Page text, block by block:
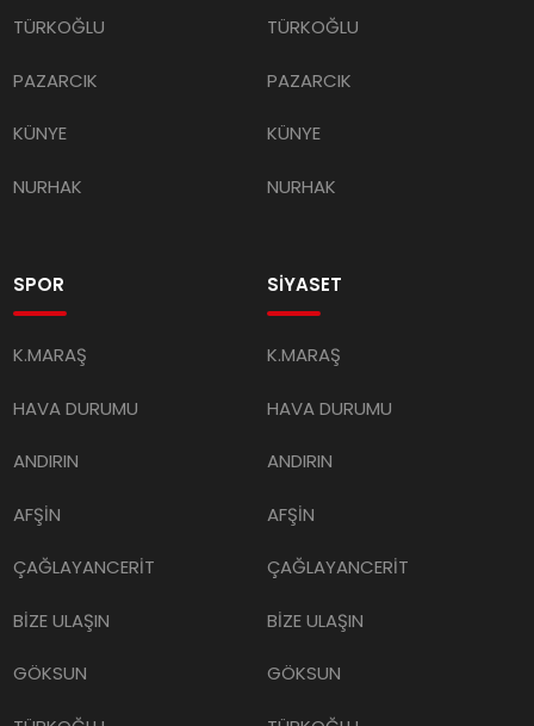
TÜRKOĞLU
PAZARCIK
KÜNYE
NURHAK
TÜRKOĞLU
PAZARCIK
KÜNYE
NURHAK
SPOR
K.MARAŞ
HAVA DURUMU
ANDIRIN
AFŞİN
ÇAĞLAYANCERİT
BİZE ULAŞIN
GÖKSUN
SİYASET
K.MARAŞ
HAVA DURUMU
ANDIRIN
AFŞİN
ÇAĞLAYANCERİT
BİZE ULAŞIN
GÖKSUN